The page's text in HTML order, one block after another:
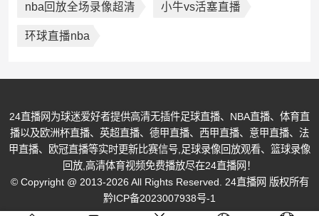
nba回放全场录像超清 小牛vs活塞直播
环球直播nba
24直播网为球迷爱好者提供高清无插件足球直播、NBA直播、体育直
播以及欧洲杯直播、英超直播、德甲直播、西甲直播、意甲直播、法
甲直播、欧冠直播等实时更新比赛信号,足球录像回放观看、篮球录像
回放,高清体育视频免费播放尽在24直播网！
© Copyright @ 2013-2026 All Rights Reserved. 24直播网 版权所有
黔ICP备2023007938号-1